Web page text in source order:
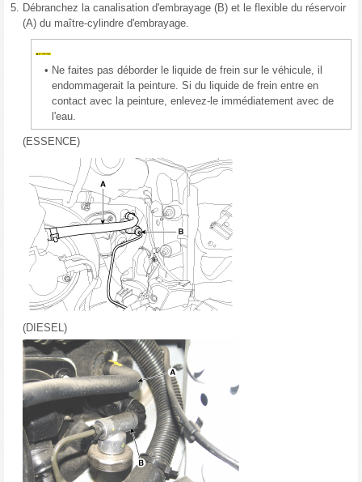
5. Débranchez la canalisation d'embrayage (B) et le flexible du réservoir
(A) du maître-cylindre d'embrayage.
• Ne faites pas déborder le liquide de frein sur le véhicule, il
endommagerait la peinture. Si du liquide de frein entre en
contact avec la peinture, enlevez-le immédiatement avec de
l'eau.
(ESSENCE)
(DIESEL)